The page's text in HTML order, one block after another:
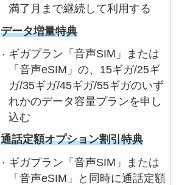
満了月まで継続して利用する
データ増量特典
ギガプラン「音声SIM」または
「音声eSIM」の、15ギガ/25ギ
ガ/35ギガ/45ギガ/55ギガのいず
れかのデータ容量プランを申し
込む
通話定額オプション割引特典
ギガプラン「音声SIM」または
「音声eSIM」と同時に通話定額